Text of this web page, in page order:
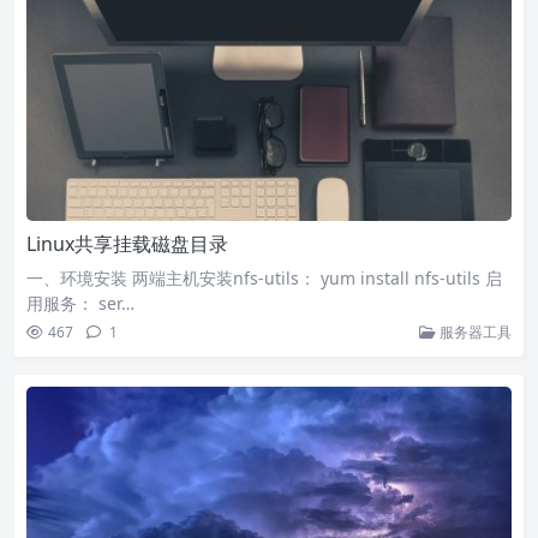
Linux共享挂载磁盘目录
一、环境安装 两端主机安装nfs-utils： yum install nfs-utils 启
用服务： ser…
467 1 服务器工具